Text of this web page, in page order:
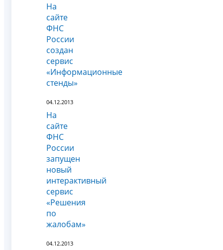
На
сайте
ФНС
России
создан
сервис
«Информационные
стенды»
04.12.2013
На
сайте
ФНС
России
запущен
новый
интерактивный
сервис
«Решения
по
жалобам»
04.12.2013